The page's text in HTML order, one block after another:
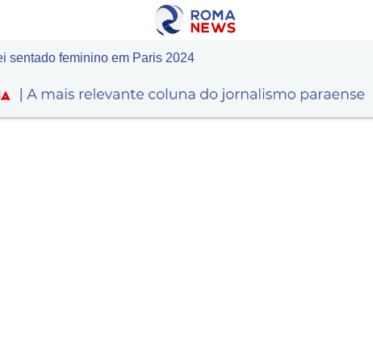
sentado feminino em Paris 2024